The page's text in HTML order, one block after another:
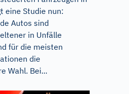
eine Studie nun:
Autos sind
in Unfälle
für die meisten
die
Wahl. Bei...